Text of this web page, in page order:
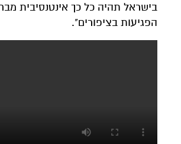
בישראל תהיה כל כך אינטנסיבית
הפגיעות בציפורים".